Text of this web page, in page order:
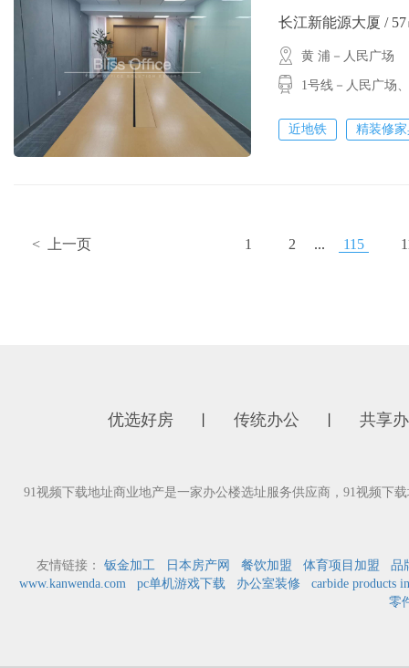
长江新能源大厦 / 57
黄 浦－人民广场
1号线－人民广场
近地铁 精装修
1 2 ... 115
< 上一页
优选好房 传统办公 共享
91视频下载地址商业地产是一家办公楼选址服务供应商，91视频下
友情链接： 钣金加工 日本房产网 餐饮加盟 体育项目加盟
品
www.kanwenda.com
pc单机游戏下载 办公室装修
carbide products
零